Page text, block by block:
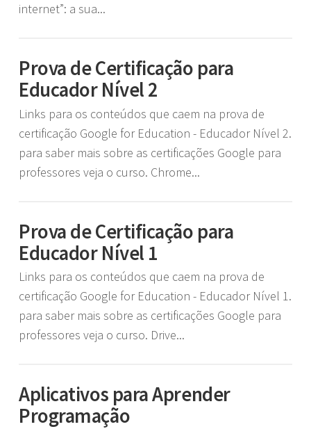
internet”: a sua...
Prova de Certificação para
Educador Nível 2
Links para os conteúdos que caem na prova de
certificação Google for Education - Educador Nível 2.
para saber mais sobre as certificações Google para
professores veja o curso. Chrome...
Prova de Certificação para
Educador Nível 1
Links para os conteúdos que caem na prova de
certificação Google for Education - Educador Nível 1.
para saber mais sobre as certificações Google para
professores veja o curso. Drive...
Aplicativos para Aprender
Programação